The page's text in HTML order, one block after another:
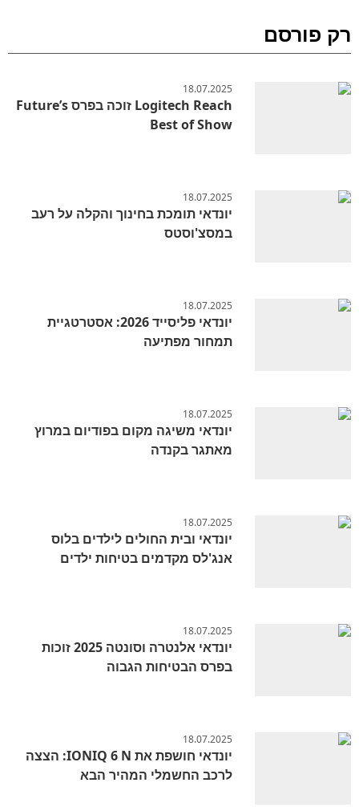
רק פורסם
18.07.2025
Logitech Reach זוכה בפרס Future’s
Best of Show
18.07.2025
יונדאי תומכת בחינוך והקלה על רעב
במסצ'וסטס
18.07.2025
יונדאי פליסייד 2026: אסטרטגיית
תמחור מפתיעה
18.07.2025
יונדאי משיגה מקום בפודיום במרוץ
מאתגר בקנדה
18.07.2025
יונדאי ובית החולים לילדים בלוס
אנג'לס מקדמים בטיחות ילדים
18.07.2025
יונדאי אלנטרה וסונטה 2025 זוכות
בפרס הבטיחות הגבוה
18.07.2025
יונדאי חושפת את IONIQ 6 N: הצצה
לרכב החשמלי המהיר הבא